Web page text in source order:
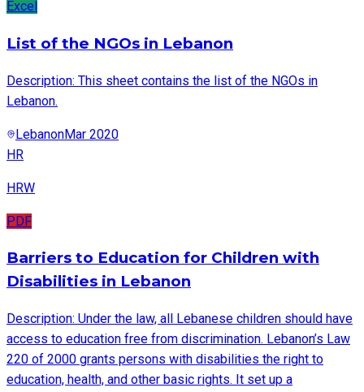
Excel
List of the NGOs in Lebanon
Description: This sheet contains the list of the NGOs in
Lebanon.
LebanonMar 2020
HR
HRW
PDF
Barriers to Education for Children with
Disabilities in Lebanon
Description: Under the law, all Lebanese children should have
access to education free from discrimination. Lebanon’s Law
220 of 2000 grants persons with disabilities the right to
education, health, and other basic rights. It set up a